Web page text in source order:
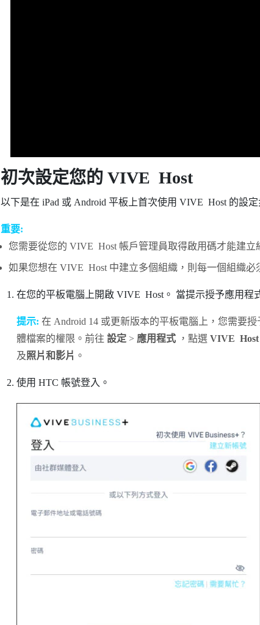
初次設定您的 VIVE Host
以下是在 iPad 或 Android 平板上首次使用 VIVE Host的設定
重要:
您需要從您的 VIVE Host帳戶管理員取得啟用碼才能建立
如果您想在 VIVE Host中建立多個組織，則每一個組織必
在您的平板電腦上開啟 VIVE Host。 當提示授予應用程
提示: 在 Android 14 或更新版本的平板電腦上，您需要授
體檔案的權限。前往 設定> 應用程式，點選 VIVE Host
及照片和影片 。
使用 HTC 帳號登入。